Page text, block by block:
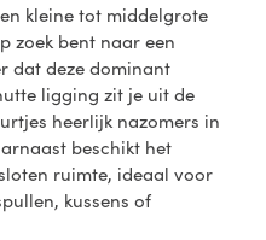
kleine tot middelgrote
zoek bent naar een
dat deze dominant
ligging zit je uit de
heerlijk nazomers in
beschikt het
ruimte, ideaal voor
kussens of